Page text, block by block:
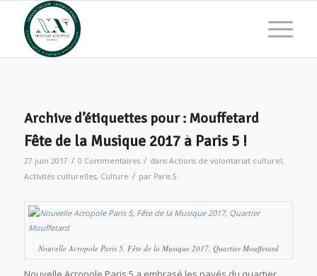
Archive d’étiquettes pour : Mouffetard
Fête de la Musique 2017 à Paris 5 !
27 juin 2017 / 0 Commentaires / dans Actions de volontariat culturel,
Activités culturelles, Culture / par Paris 5
Nouvelle Acropole Paris 5, Fête de la Musique 2017, Quartier Mouffetard